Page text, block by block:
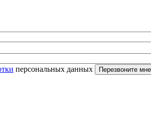
персональных данных